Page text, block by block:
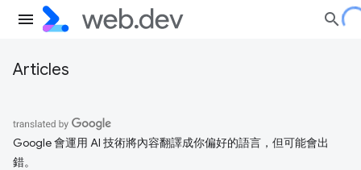
Articles
Google 會運用 AI 技術將內容翻譯成你偏好的語言，但可能會出
錯。